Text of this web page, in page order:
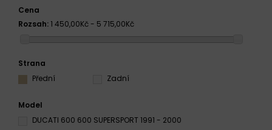
Cena
Rozsah: 1 450,00Kč - 5 715,00Kč
Strana
Přední
Zadní
Model
DUCATI 600 600 SUPERSPORT 1991 - 2000